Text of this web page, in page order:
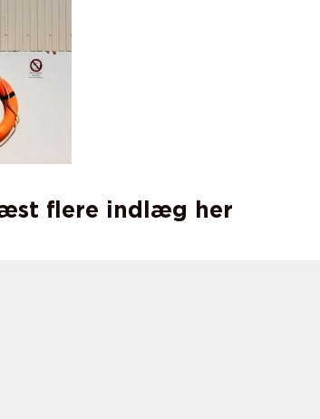
flere indlæg her